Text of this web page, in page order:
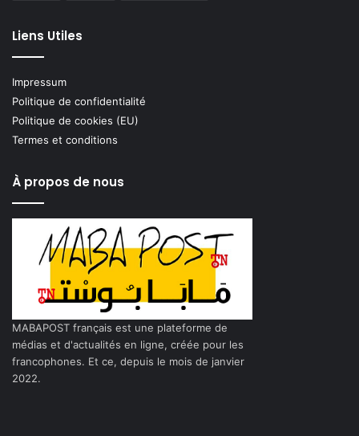
Liens Utiles
Impressum
Politique de confidentialité
Politique de cookies (EU)
Termes et conditions
À propos de nous
MABAPOST français est une plateforme de
médias et d'actualités en ligne, créée pour les
francophones. Et ce, depuis le mois de janvier
2022.